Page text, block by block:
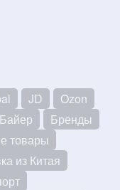
JD
Ozon
Байер
Бренды
товары
из Китая